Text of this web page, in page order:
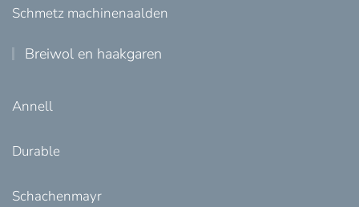
Schmetz machinenaalden
Breiwol en haakgaren
Annell
Durable
Schachenmayr